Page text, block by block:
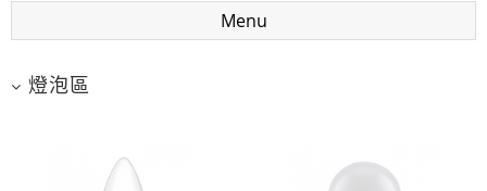
Menu
燈泡區